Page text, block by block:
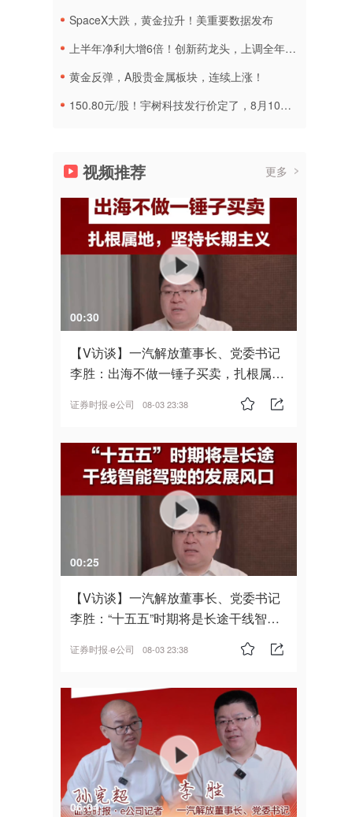
SpaceX大跌，黄金拉升！美重要数据发布
上半年净利大增6倍！创新药龙头，上调全年营收预测
黄金反弹，A股贵金属板块，连续上涨！
150.80元/股！宇树科技发行价定了，8月10日申购
视频推荐 更多
00:30
【V访谈】一汽解放董事长、党委书记
李胜：出海不做一锤子买卖，扎根属
证券时报·e公司 08-03 23:38
00:25
【V访谈】一汽解放董事长、党委书记
李胜：“十五五”时期将是长途干线智能
证券时报·e公司 08-03 23:38
06:04